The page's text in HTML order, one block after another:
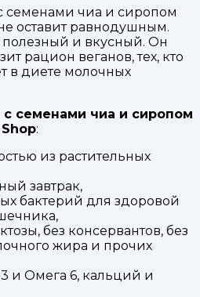
семенами чиа и сиропом
оставит равнодушным.
и вкусный. Он
рацион веганов, тех, кто
в диете молочных
семенами чиа и сиропом
:
из растительных
завтрак,
бактерий для здоровой
без консервантов, без
жира и прочих
и Омега 6, кальций и